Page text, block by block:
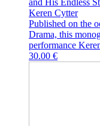
and His Endless
Keren Cytter
Published on the
Drama, this
performance
30.00 €